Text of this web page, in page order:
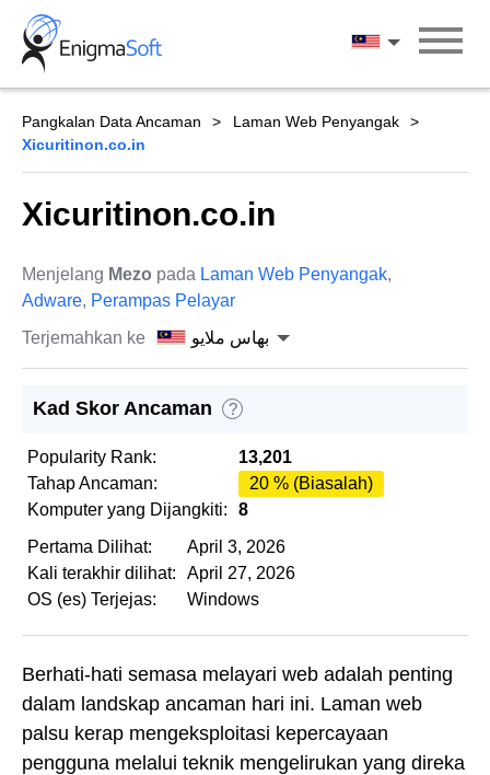
Skip
content
بهاس ملايو
Pangkalan Data Ancaman
Laman Web Penyangak
Xicuritinon.co.in
Xicuritinon.co.in
Menjelang Mezo pada Laman Web Penyangak,
Adware, Perampas Pelayar
Terjemahkan ke
بهاس ملايو
Kad Skor Ancaman ?
Popularity Rank:
13,201
Tahap Ancaman:
20 % (Biasalah)
Komputer yang Dijangkiti:
8
Pertama Dilihat:
April 3, 2026
Kali terakhir dilihat:
April 27, 2026
OS (es) Terjejas:
Windows
Berhati-hati semasa melayari web adalah penting
dalam landskap ancaman hari ini. Laman web
palsu kerap mengeksploitasi kepercayaan
pengguna melalui teknik mengelirukan yang direka